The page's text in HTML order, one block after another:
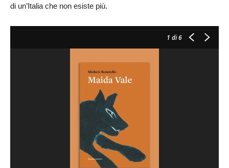
di un’Italia che non esiste più.
1 di 6